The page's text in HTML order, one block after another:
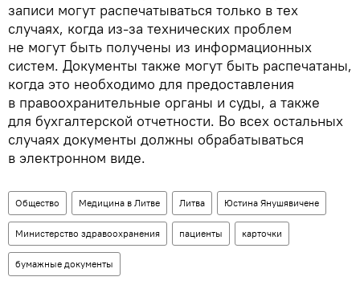
записи могут распечатываться только в тех
случаях, когда из-за технических проблем
не могут быть получены из информационных
систем. Документы также могут быть распечатаны,
когда это необходимо для предоставления
в правоохранительные органы и суды, а также
для бухгалтерской отчетности. Во всех остальных
случаях документы должны обрабатываться
в электронном виде.
Общество Медицина в Литве Литва Юстина Янушявичене
Министерство здравоохранения пациенты карточки
бумажные документы